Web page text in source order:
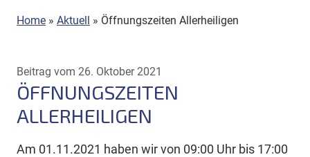
Home » Aktuell » Öffnungszeiten Allerheiligen
Beitrag vom 26. Oktober 2021
ÖFFNUNGSZEITEN
ALLERHEILIGEN
Am 01.11.2021 haben wir von 09:00 Uhr bis 17:00